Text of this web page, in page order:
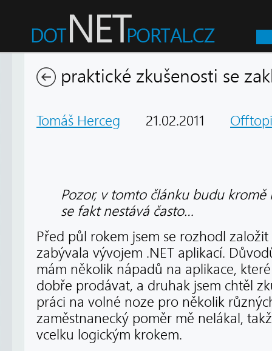
praktické zkušenosti se
Tomáš Herceg 21.02.2011
Pozor, v tomto článku budu
se fakt nestává často…
Před půl rokem jsem se rozhodl
zabývala vývojem .NET aplikací.
mám několik nápadů na aplikace,
dobře prodávat, a druhak jsem chtěl
práci na volné noze pro několik
zaměstnanecký poměr mě nelákal,
vcelku logickým krokem.